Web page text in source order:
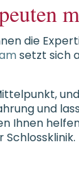
die
setzt sich
und
Ihnen